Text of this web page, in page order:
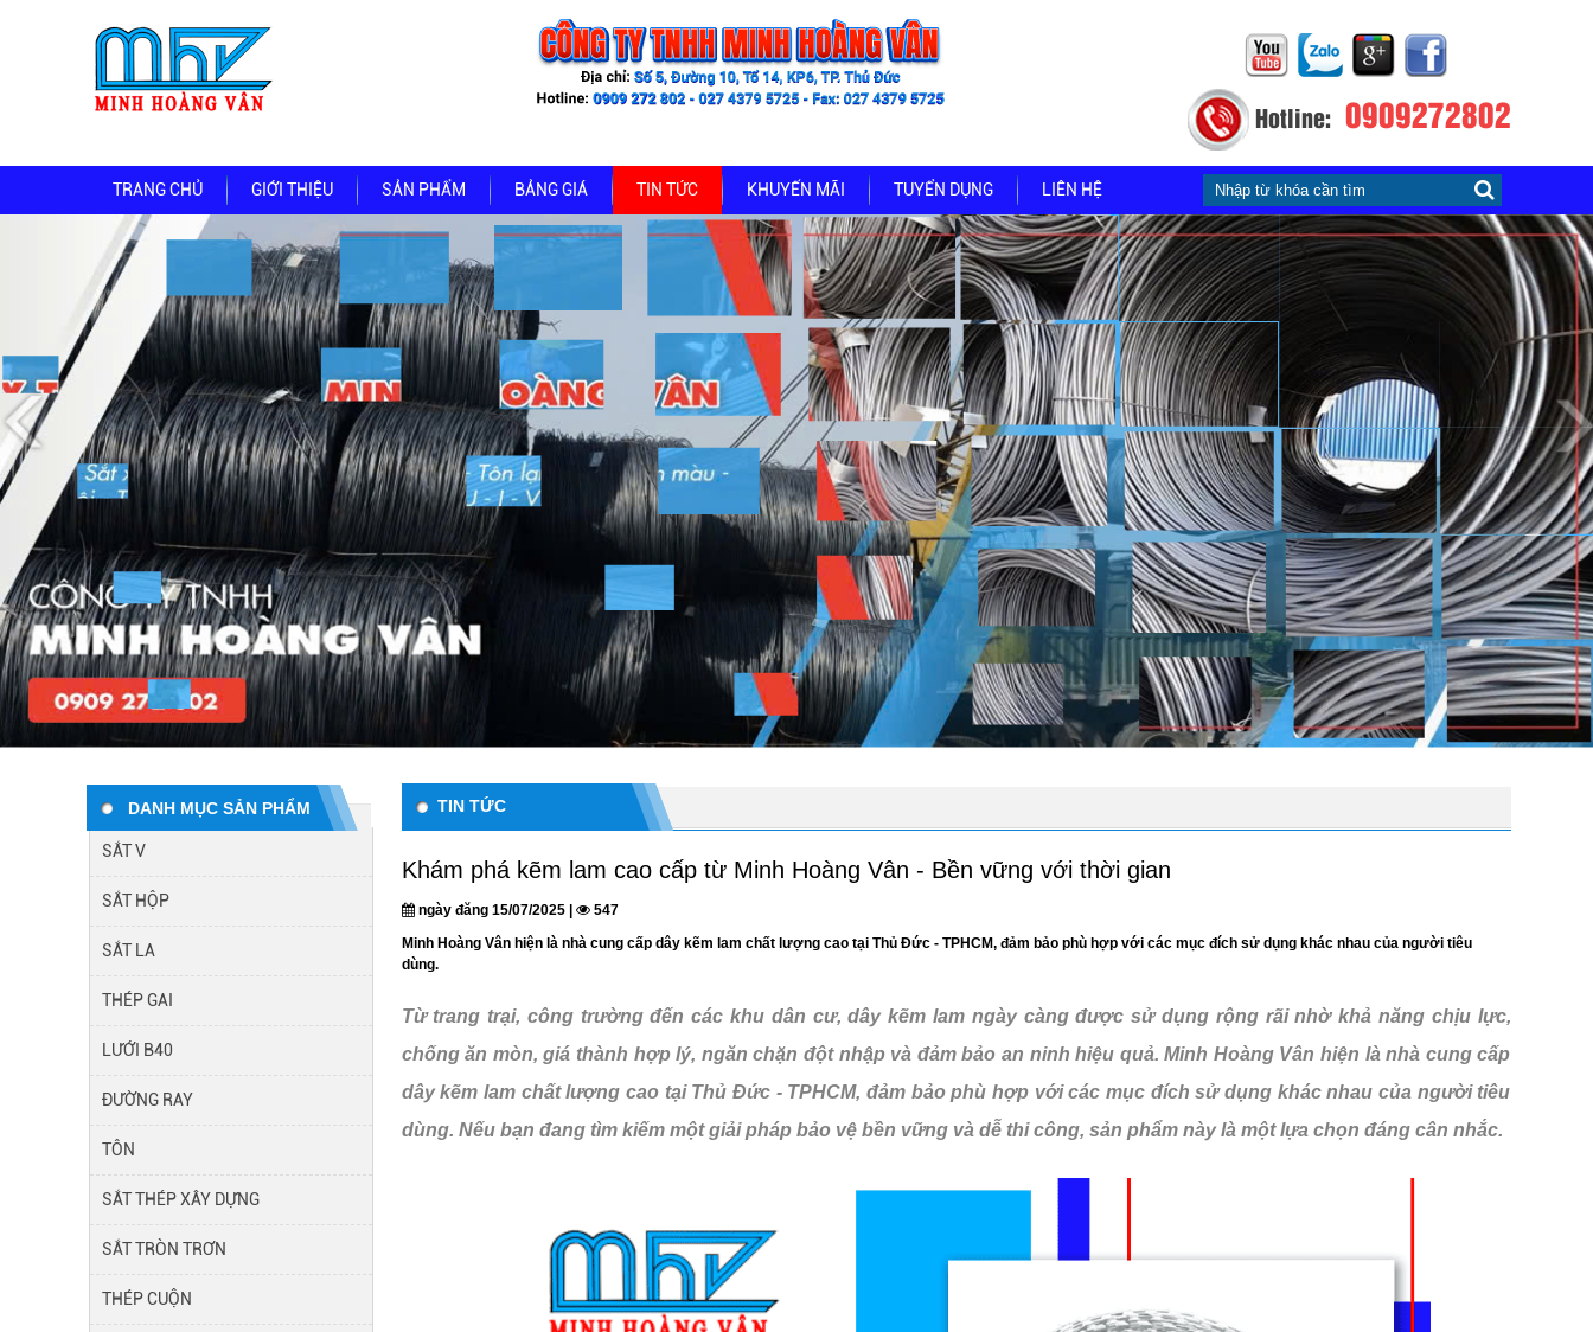
Hotline: 0909272802
TRANG CHỦ GIỚI THIỆU SẢN PHẨM BẢNG GIÁ TIN TỨC KHUYẾN MÃI TUYỂN DỤNG LIÊN HỆ
TIN TỨC
Khám phá kẽm lam cao cấp từ Minh Hoàng Vân - Bền vững với thời gian
ngày đăng 15/07/2025 |
547
Minh Hoàng Vân hiện là nhà cung cấp dây kẽm lam chất lượng cao tại Thủ Đức - TPHCM, đảm bảo phù hợp với các mục đích sử dụng khác nhau của người tiêu
dùng.
Từ trang trại, công trường đến các khu dân cư, dây kẽm lam ngày càng được sử dụng rộng rãi nhờ khả năng chịu lực,
chống ăn mòn, giá thành hợp lý, ngăn chặn đột nhập và đảm bảo an ninh hiệu quả. Minh Hoàng Vân hiện là nhà cung cấp
dây kẽm lam chất lượng cao tại Thủ Đức - TPHCM, đảm bảo phù hợp với các mục đích sử dụng khác nhau của người tiêu
dùng. Nếu bạn đang tìm kiếm một giải pháp bảo vệ bền vững và dễ thi công, sản phẩm này là một lựa chọn đáng cân nhắc.
DANH MỤC SẢN PHẨM
SẮT V
SẮT HỘP
SẮT LA
THÉP GAI
LƯỚI B40
ĐƯỜNG RAY
TÔN
SẮT THÉP XÂY DỰNG
SẮT TRÒN TRƠN
THÉP CUỘN